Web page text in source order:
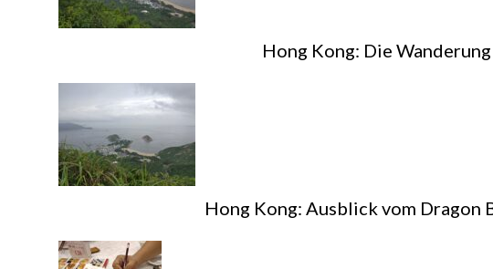
Hong Kong: Die
Hong Kong: Ausblick vom Dragon